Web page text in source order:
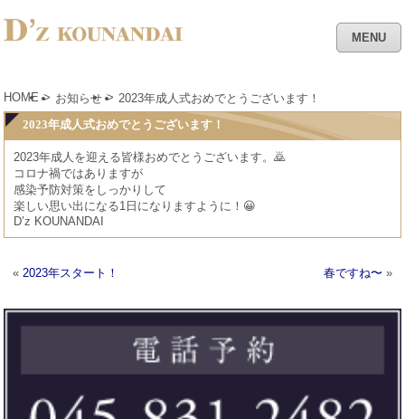
MENU
HOME > お知らせ > 2023年成人式おめでとうございます！
2023年成人式おめでとうございます！
2023年成人を迎える皆様おめでとうございます。🙇
コロナ禍ではありますが
感染予防対策をしっかりして
楽しい思い出になる1日になりますように！😀
D’z KOUNANDAI
«2023年スタート！ 春ですね〜»